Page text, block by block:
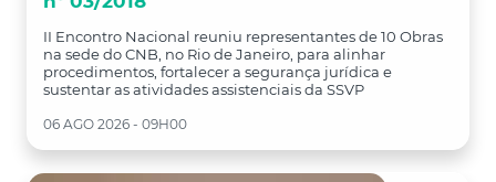
II Encontro Nacional reuniu representantes de 10 Obras
na sede do CNB, no Rio de Janeiro, para alinhar
procedimentos, fortalecer a segurança jurídica e
sustentar as atividades assistenciais da SSVP
06 AGO 2026 - 09H00